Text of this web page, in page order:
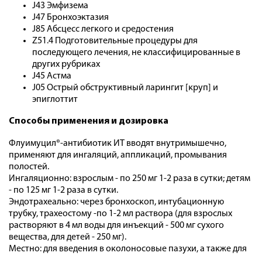
J43 Эмфизема
J47 Бронхоэктазия
J85 Абсцесс легкого и средостения
Z51.4 Подготовительные процедуры для
последующего лечения, не классифицированные в
других рубриках
J45 Астма
J05 Острый обструктивный ларингит [круп] и
эпиглоттит
Способы применения и дозировка
Флуимуцил®-антибиотик ИТ вводят внутримышечно,
применяют для ингаляций, аппликаций, промывания
полостей.
Ингаляционно: взрослым - по 250 мг 1-2 раза в сутки; детям
- по 125 мг 1-2 раза в сутки.
Эндотрахеально: через бронхоскоп, интубационную
трубку, трахеостому -по 1-2 мл раствора (для взрослых
растворяют в 4 мл воды для инъекций - 500 мг сухого
вещества, для детей - 250 мг).
Местно: для введения в околоносовые пазухи, а также для